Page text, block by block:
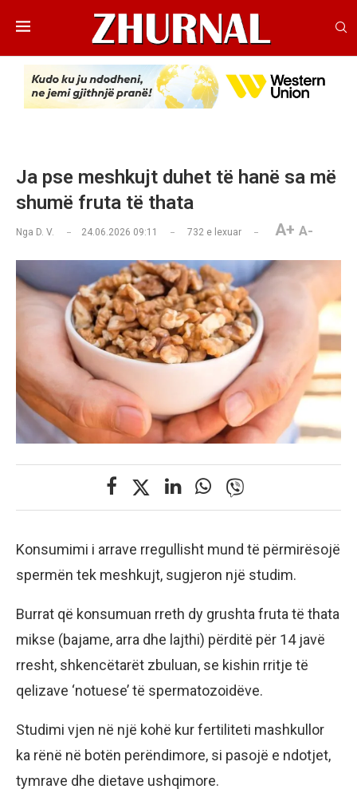
Ja pse meshkujt duhet të hanë sa më
shumë fruta të thata
Nga D. V. 24.06.2026 09:11 732 e lexuar A+ A-
Konsumimi i arrave rregullisht mund të përmirësojë
spermën tek meshkujt, sugjeron një studim.
Burrat që konsumuan rreth dy grushta fruta të thata
mikse (bajame, arra dhe lajthi) përditë për 14 javë
rresht, shkencëtarët zbuluan, se kishin rritje të
qelizave ‘notuese’ të spermatozoidëve.
Studimi vjen në një kohë kur fertiliteti mashkullor
ka rënë në botën perëndimore, si pasojë e ndotjet,
tymrave dhe dietave ushqimore.